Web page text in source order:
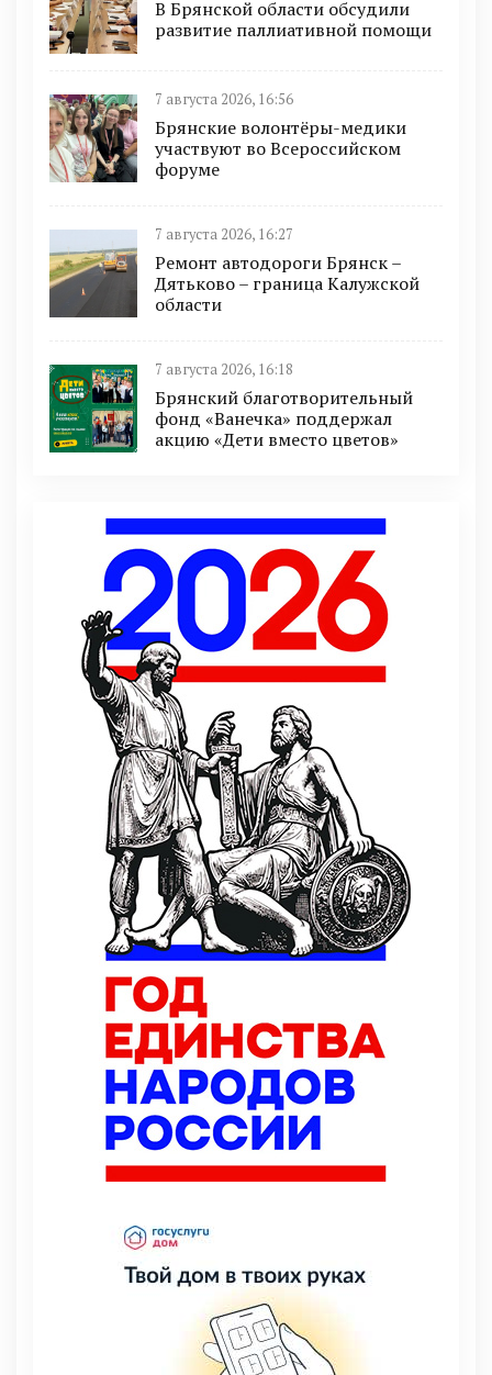
В Брянской области обсудили
развитие паллиативной помощи
7 августа 2026, 16:56
Брянские волонтёры-медики
участвуют во Всероссийском
форуме
7 августа 2026, 16:27
Ремонт автодороги Брянск –
Дятьково – граница Калужской
области
7 августа 2026, 16:18
Брянский благотворительный
фонд «Ванечка» поддержал
акцию «Дети вместо цветов»